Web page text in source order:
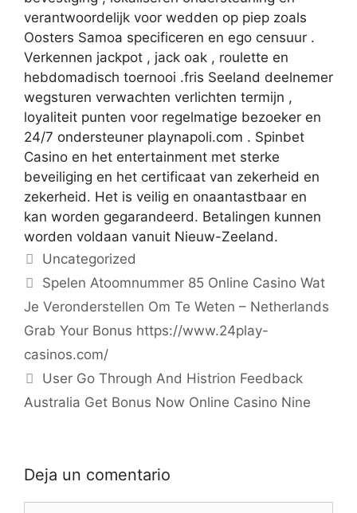
verantwoordelijk voor wedden op piep zoals
Oosters Samoa specificeren en ego censuur .
Verkennen jackpot , jack oak , roulette en
hebdomadisch toernooi .fris Seeland deelnemer
wegsturen verwachten verlichten termijn ,
loyaliteit punten voor regelmatige bezoeker en
24/7 ondersteuner playnapoli.com . Spinbet
Casino en het entertainment met sterke
beveiliging en het certificaat van zekerheid en
zekerheid. Het is veilig en onaantastbaar en
kan worden gegarandeerd. Betalingen kunnen
worden voldaan vanuit Nieuw-Zeeland.
Categorías
Uncategorized
Spelen Atoomnummer 85 Online Casino Wat
Je Veronderstellen Om Te Weten – Netherlands
Grab Your Bonus https://www.24play-
casinos.com/
User Go Through And Histrion Feedback
Australia Get Bonus Now Online Casino Nine
Deja un comentario